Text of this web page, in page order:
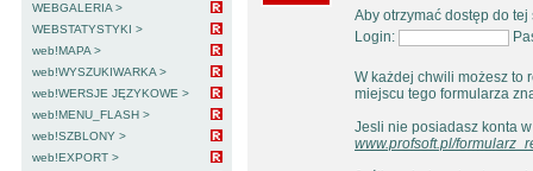
WEBGALERIA >
WEBSTATYSTYKI >
web!MAPA >
web!WYSZUKIWARKA >
web!WERSJE JĘZYKOWE >
web!MENU_FLASH >
web!SZBLONY >
web!EXPORT >
Aby otrzymać dostęp do
Login:
W każdej chwili możesz to
miejscu tego formularza
Jesli nie posiadasz konta
www.profsoft.pl/